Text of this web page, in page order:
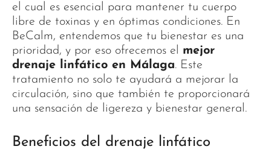
el cual es esencial para mantener tu cuerpo
libre de toxinas y en óptimas condiciones. En
BeCalm, entendemos que tu bienestar es una
prioridad, y por eso ofrecemos el mejor
drenaje linfático en Málaga. Este
tratamiento no solo te ayudará a mejorar la
circulación, sino que también te proporcionará
una sensación de ligereza y bienestar general.
Beneficios del drenaje linfático